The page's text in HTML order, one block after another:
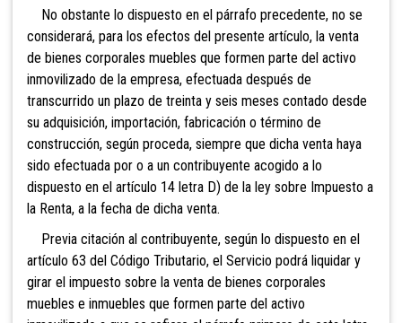
No obstante lo dispuesto en el párrafo precedente, no se
considerará, para los efectos del presente artículo, la venta
de bienes corporales muebles que formen parte del activo
inmovilizado de la empresa, efectuada después de
transcurrido un plazo de treinta y seis meses contado desde
su adquisición, importación, fabricación o término de
construcción, según proceda, siempre que dicha venta haya
sido efectuada por o a un contribuyente acogido a lo
dispuesto en el artículo 14 letra D) de la ley sobre Impuesto a
la Renta, a la fecha de dicha venta.
Previa citación al contribuyente, según lo dispuesto en el
artículo 63 del Código Tributario, el Servicio podrá liquidar y
girar el impuesto sobre la venta de bienes corporales
muebles e inmuebles que formen parte del activo